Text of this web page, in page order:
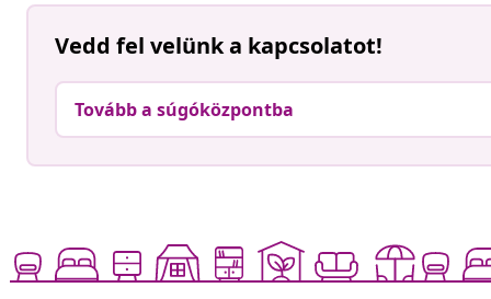
Vedd fel velünk a kapcsolatot!
Tovább a súgóközpontba